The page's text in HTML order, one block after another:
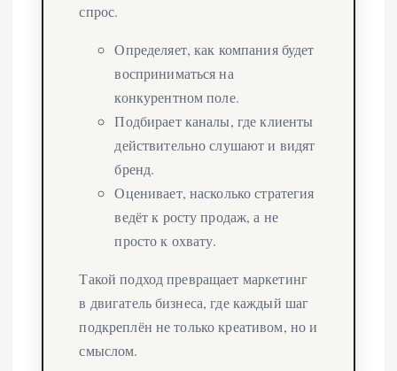
спрос.
Определяет, как компания будет
восприниматься на
конкурентном поле.
Подбирает каналы, где клиенты
действительно слушают и видят
бренд.
Оценивает, насколько стратегия
ведёт к росту продаж, а не
просто к охвату.
Такой подход превращает маркетинг
в двигатель бизнеса, где каждый шаг
подкреплён не только креативом, но и
смыслом.